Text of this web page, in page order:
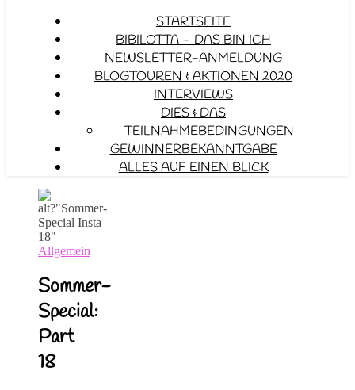
STARTSEITE
BIBILOTTA – DAS BIN ICH
NEWSLETTER-ANMELDUNG
BLOGTOUREN & AKTIONEN 2020
INTERVIEWS
DIES & DAS
TEILNAHMEBEDINGUNGEN
GEWINNERBEKANNTGABE
ALLES AUF EINEN BLICK
Allgemein
Sommer-
Special:
Part
18